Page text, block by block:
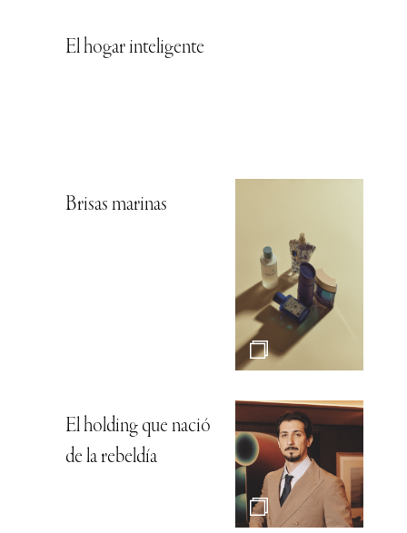
El hogar inteligente
Brisas marinas
El holding que nació
de la rebeldía